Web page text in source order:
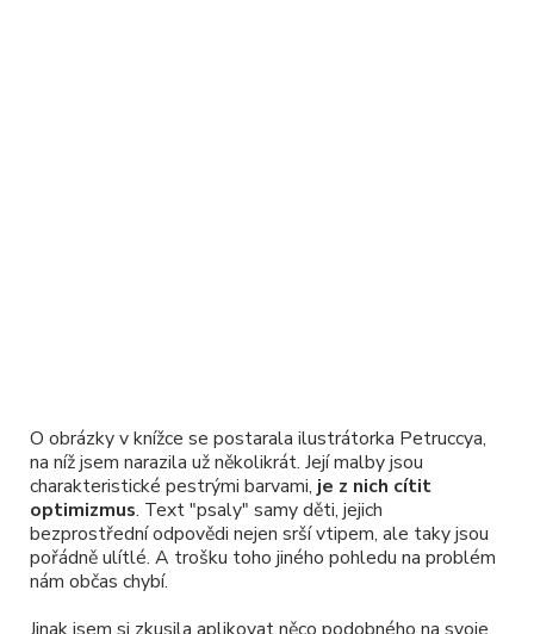
O obrázky v knížce se postarala ilustrátorka Petruccya,
na níž jsem narazila už několikrát. Její malby jsou
charakteristické pestrými barvami, je z nich cítit
optimizmus. Text "psaly" samy děti, jejich
bezprostřední odpovědi nejen srší vtipem, ale taky jsou
pořádně ulítlé. A trošku toho jiného pohledu na problém
nám občas chybí.